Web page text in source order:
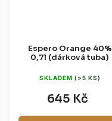
Espero Orange 40%
0,7l (dárková tuba)
SKLADEM (>5 KS)
645 Kč